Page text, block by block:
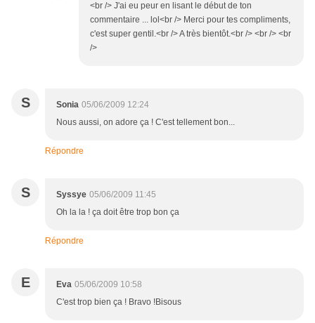
<br /> J'ai eu peur en lisant le début de ton
commentaire ... lol<br /> Merci pour tes compliments,
c'est super gentil.<br /> A très bientôt.<br /> <br /> <br
/>
S Sonia 05/06/2009 12:24
Nous aussi, on adore ça ! C'est tellement bon...
Répondre
S Syssye 05/06/2009 11:45
Oh la la ! ça doit être trop bon ça
Répondre
E Eva 05/06/2009 10:58
C'est trop bien ça ! Bravo !Bisous